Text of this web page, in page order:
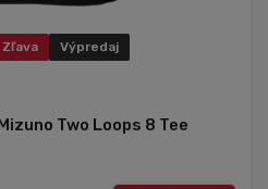
Zľava Výpredaj
Two Loops 8 Tee